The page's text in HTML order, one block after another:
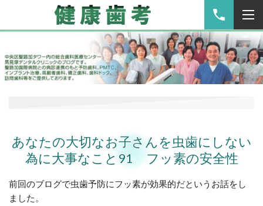
あなたの大切なお子さんを虫歯にしない
為に大事なこと91 フッ素の安全性
前回のブログで虫歯予防にフッ素が効果的だというお話をし
ました。